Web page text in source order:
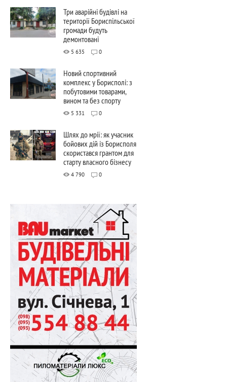
Три аварійні будівлі на
території Бориспільської
громади будуть
демонтовані
5 635 0
Новий спортивний
комплекс у Борисполі: з
побутовими товарами,
вином та без спорту
5 331 0
Шлях до мрії: як учасник
бойових дій із Борисполя
скористався грантом для
старту власного бізнесу
4 790 0